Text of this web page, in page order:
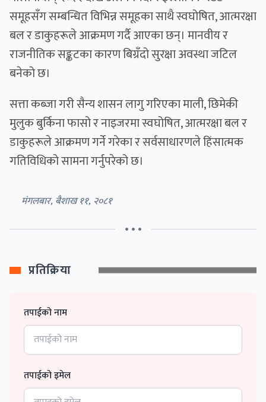
समूहसँग सम्बन्धित विभिन्न समूहका साथै स्वघोषित, आत्मरक्षा
बल र डाकुहरूले आक्रमण गर्दै आएका छन्। मानवीय र
राजनीतिक सङ्कटका कारण बिग्रँदो सुरक्षा अवस्था जटिल
बनेको छ।
सत्ता कब्जा गरी सैन्य शासन लागु गरिएका माली, छिमेकी
मुलुक बुर्किना फासो र नाइजरमा स्वघोषित, आत्मरक्षा बल र
डाकुहरूले आक्रमण गर्ने गरेका र सर्वसाधारणले हिंसात्मक
गतिविधिको सामना गर्नुपरेको छ।
मंगलबार, बैशाख ११, २०८१
• • •
प्रतिक्रिया
तपाईको नाम
तपाईको इमेल